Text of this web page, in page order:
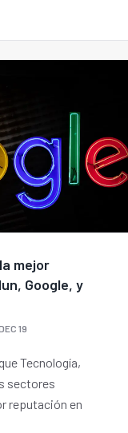
mejor
Google, y
19
Tecnología,
sectores
reputación en